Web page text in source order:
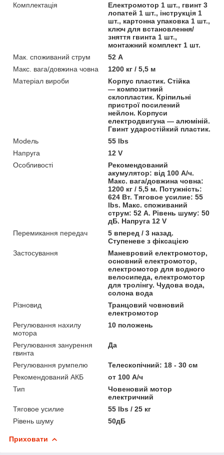
Комплектація
Електромотор 1 шт., гвинт 3
лопатей 1 шт., інструкція 1
шт., картонна упаковка 1 шт.,
ключ для встановлення/
зняття гвинта 1 шт.,
монтажний комплект 1 шт.
Мак. споживаний струм
52 А
Макс. вага/довжина човна
1200 кг / 5,5 м
Матеріал вироби
Корпус пластик. Стійка
— композитний
склопластик. Кріпильні
пристрої посилений
нейлон. Корпуси
електродвигуна — алюміній.
Гвинт ударостійкий пластик.
Моdель
55 lbs
Напруга
12 V
Особливості
Рекомендований
акумулятор: від 100 А/ч.
Макс. вага/довжина човна:
1200 кг / 5,5 м. Потужність:
624 Вт. Тяговое усилие: 55
lbs. Макс. споживаний
струм: 52 А. Рівень шуму: 50
дБ. Напруга 12 V
Перемикання передач
5 вперед / 3 назад.
Ступеневе з фіксацією
Застосування
Маневровий електромотор,
основний електромотор,
електромотор для водного
велосипеда, електромотор
для тролінгу. Чудова вода,
солона вода
Різновид
Транцовий човновий
електромотор
Регулювання нахилу
мотора
10 положень
Регулювання занурення
гвинта
Да
Регулювання румпелю
Телескопічний: 18 - 30 см
Рекомендований АКБ
от 100 А/ч
Тип
Човеновий мотор
електричний
Тяговое усилие
55 lbs / 25 кг
Рівень шуму
50дБ
Приховати